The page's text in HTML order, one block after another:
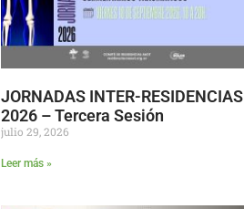
JORNADAS INTER-RESIDENCIAS
2026 – Tercera Sesión
julio 29, 2026
Leer más »